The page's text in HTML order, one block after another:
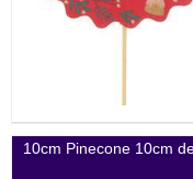
10cm Pinecone 10cm